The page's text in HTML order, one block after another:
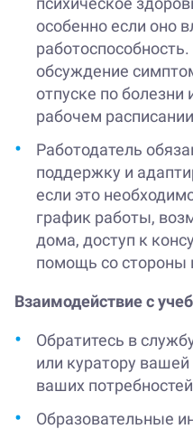
особенно если оно
обсуждение
отпуске по болезни
рабочем
Работодатель
поддержку и
если это
график работы,
дома, доступ к
помощь со стороны
Взаимодействие с
Обратитесь в
или куратору
ваших
Образовательные